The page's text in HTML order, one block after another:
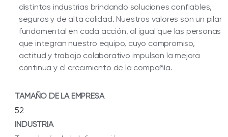
distintas industrias brindando soluciones confiables,
seguras y de alta calidad. Nuestros valores son un pilar
fundamental en cada acción, al igual que las personas
que integran nuestro equipo, cuyo compromiso,
actitud y trabajo colaborativo impulsan la mejora
continua y el crecimiento de la compañía.
TAMAÑO DE LA EMPRESA
52
INDUSTRIA